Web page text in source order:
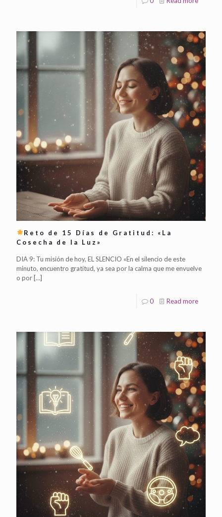
Reto de 15 Días de Gratitud: «La
Cosecha de la Luz»
DIA 9: Tu misión de hoy, EL SLENCIO «En el silencio de este
minuto, encuentro gratitud, ya sea por la calma que me envuelve
o por […]
0 Read more